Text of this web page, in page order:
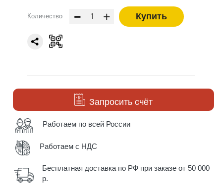
Количество - + Купить
Запросить счёт
Работаем по всей России
Работаем с НДС
Бесплатная доставка по РФ при заказе от 50 000
р.